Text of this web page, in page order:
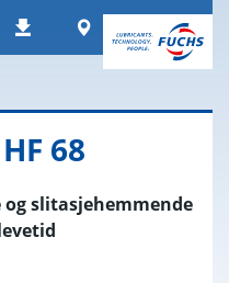
NedlastingerWorldwide
68
slitasjehemmende